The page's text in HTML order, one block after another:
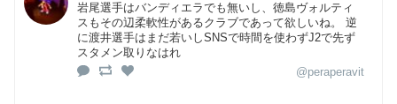
岩尾選手はバンディエラでも無いし、徳島ヴォルティ
スもその辺柔軟性があるクラブであって欲しいね。 逆
に渡井選手はまだ若いしSNSで時間を使わずJ2で先ず
スタメン取りなはれ
@peraperavit